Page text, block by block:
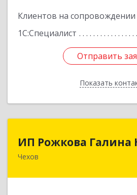
Клиентов на сопровождении
1С:Специалист
Отправить
Показать
Отправить
Назад
ИП Рожкова Галина
Чехов
142306, Московская обл,